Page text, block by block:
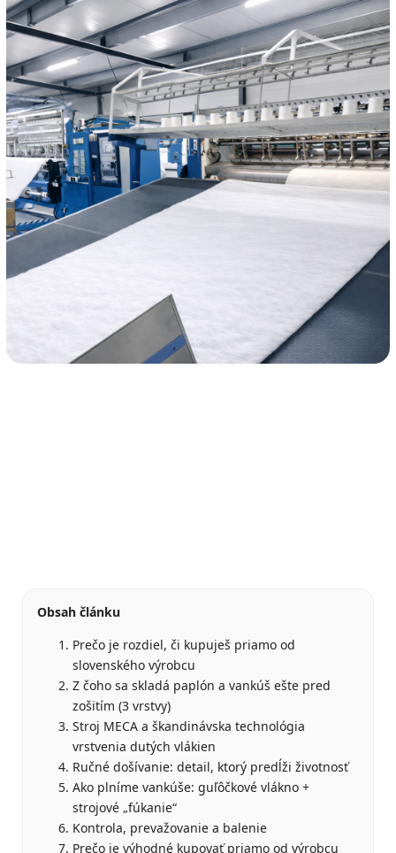
Obsah článku
Prečo je rozdiel, či kupuješ priamo od
slovenského výrobcu
Z čoho sa skladá paplón a vankúš ešte pred
zošitím (3 vrstvy)
Stroj MECA a škandinávska technológia
vrstvenia dutých vlákien
Ručné došívanie: detail, ktorý predĺži životnosť
Ako plníme vankúše: guľôčkové vlákno +
strojové „fúkanie“
Kontrola, prevažovanie a balenie
Prečo je výhodné kupovať priamo od výrobcu